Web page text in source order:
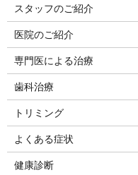
スタッフのご紹介
医院のご紹介
専門医による治療
歯科治療
トリミング
よくある症状
健康診断